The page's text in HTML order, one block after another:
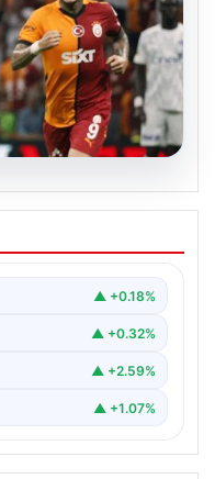
Yönetimin o
▲ +0.18%
▲ +0.32%
▲ +2.59%
▲ +1.07%